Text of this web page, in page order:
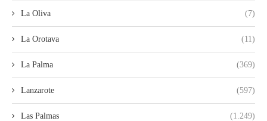
La Oliva (7)
La Orotava (11)
La Palma (369)
Lanzarote (597)
Las Palmas (1.249)